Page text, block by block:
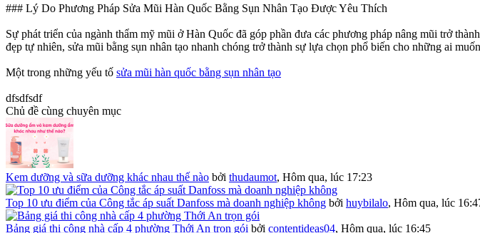
### Lý Do Phương Pháp Sửa Mũi Hàn Quốc Bằng Sụn Nhân Tạo Được Yêu Thích
Sự phát triển của ngành thẩm mỹ mũi ở Hàn Quốc đã góp phần đưa các phương pháp nâng mũi trở
đẹp tự nhiên, sửa mũi bằng sụn nhân tạo nhanh chóng trở thành sự lựa chọn phổ biến cho những ai
Một trong những yếu tố sửa mũi hàn quốc bằng sụn nhân tạo
dfsdfsdf
Chủ đề cùng chuyên mục
Kem dưỡng và sữa dưỡng khác nhau thế nào bởi thudaumot, Hôm qua, lúc 17:23
Top 10 ưu điểm của Công tắc áp suất Danfoss mà doanh nghiệp không bởi huybilalo, Hôm qua, lúc
Bảng giá thi công nhà cấp 4 phường Thới An trọn gói bởi contentideas04, Hôm qua, lúc 16:45